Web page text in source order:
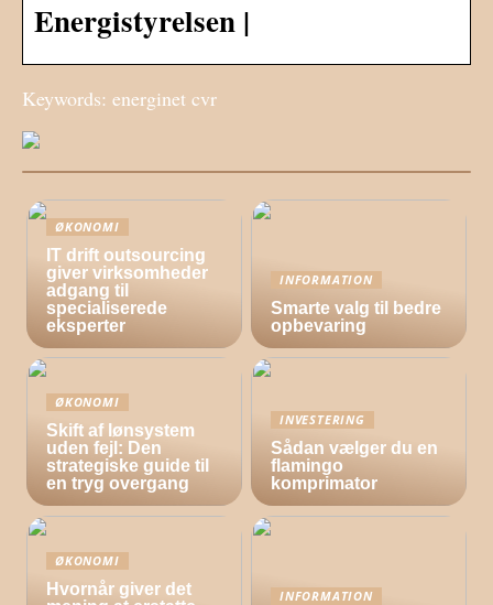
Energistyrelsen |
Keywords: energinet cvr
ØKONOMI
IT drift outsourcing
giver virksomheder
adgang til
specialiserede
eksperter
INFORMATION
Smarte valg til bedre
opbevaring
ØKONOMI
Skift af lønsystem
uden fejl: Den
strategiske guide til
en tryg overgang
INVESTERING
Sådan vælger du en
flamingo
komprimator
ØKONOMI
Hvornår giver det
INFORMATION